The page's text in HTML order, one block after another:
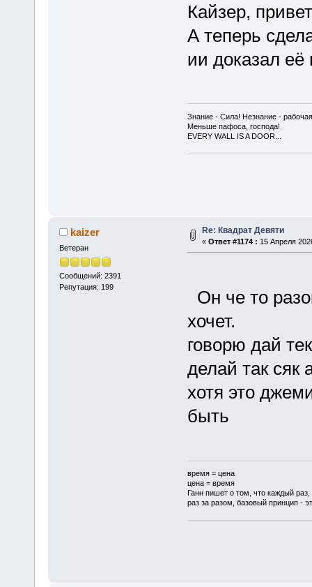
Кайзер,
А теперь
ии доказал её
Знание - Сила! Незнание -
Меньше пафоса, господа!
EVERY WALL IS A DOOR...
kaizer
Ветеран
Сообщений: 2391
Репутация: 199
Re: Квадрат Девяти
« Ответ #1174 : 15 Апреля
Он че то
хочет.
говорю дай
делай так сяк
хотя это
быть
время = цена
цена = время
Ганн пишет о том, что каждый
раз за разом, базовый принцип -